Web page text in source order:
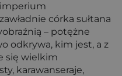
córka sułtana
– potężne
odkrywa, kim jest, a z
się wielkim
karawanseraje,